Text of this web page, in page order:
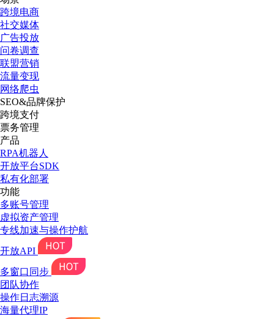
跨境电商
社交媒体
广告投放
问卷调查
联盟营销
流量变现
网络爬虫
SEO&品牌保护
跨境支付
票务管理
产品
RPA机器人
开放平台SDK
私有化部署
功能
多账号管理
虚拟资产管理
专线加速与操作护航
开放API
多窗口同步
团队协作
操作日志溯源
海量代理IP